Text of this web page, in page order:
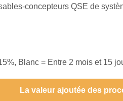
concepteurs QSE de
Blanc = Entre 2 mois et 15
La valeur ajoutée des